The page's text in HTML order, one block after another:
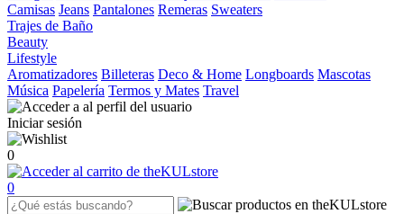
Camisas Jeans Pantalones Remeras Sweaters
Trajes de Baño
Beauty
Lifestyle
Aromatizadores Billeteras Deco & Home Longboards Mascotas
Música Papelería Termos y Mates Travel
Iniciar sesión
0
0